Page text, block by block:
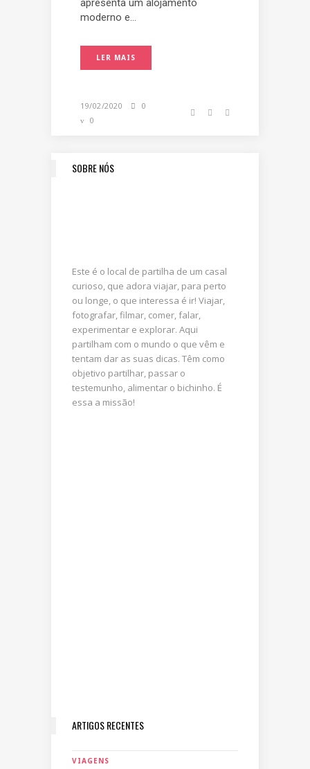
apresenta um alojamento
moderno e...
LER MAIS
19/02/2020
0
0
SOBRE NÓS
Este é o local de partilha de um casal
curioso, que adora viajar, para perto
ou longe, o que interessa é ir! Viajar,
fotografar, filmar, comer, falar,
experimentar e explorar. Aqui
partilham com o mundo o que vêm e
tentam dar as suas dicas. Têm como
objetivo partilhar, passar o
testemunho, alimentar o bichinho. É
essa a missão!
ARTIGOS RECENTES
VIAGENS